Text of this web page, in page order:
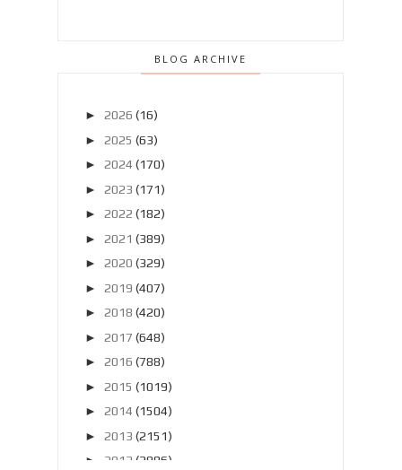
BLOG ARCHIVE
► 2026 (16)
► 2025 (63)
► 2024 (170)
► 2023 (171)
► 2022 (182)
► 2021 (389)
► 2020 (329)
► 2019 (407)
► 2018 (420)
► 2017 (648)
► 2016 (788)
► 2015 (1019)
► 2014 (1504)
► 2013 (2151)
► 2012 (2986)